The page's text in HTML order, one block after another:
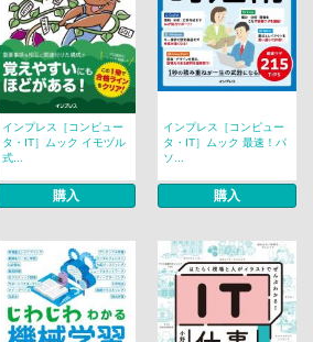
インプレス［コンピュー
タ・IT］ムック イモヅル
式...
購入
インプレス［コンピュー
タ・IT］ムック 最速！パ
ソ...
購入